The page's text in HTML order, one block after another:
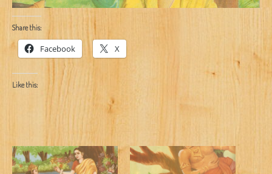
Share this:
Facebook X
Like this: